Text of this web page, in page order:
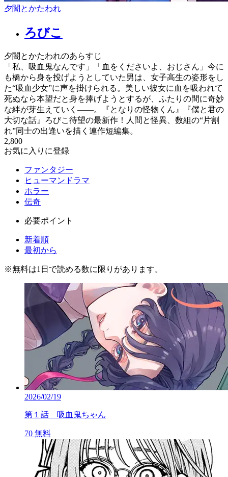
夕闇とかたわれ
ろびこ
夕闇とかたわれのあらすじ
「私、吸血鬼なんです」「血をくださいよ、おじさん」今に
も橋から身を投げようとしていた男は、女子高生の姿形をし
た“吸血少女”に声を掛けられる。美しい彼女に血を吸われて
死ぬなら本望だと身を捧げようとするが、ふたりの間に奇妙
な絆が芽生えていく――。『となりの怪物くん』『僕と君の
大切な話』ろびこ待望の最新作！人間と怪異、数組の“片割
れ”同士の出逢いを描く連作短編集。
2,800
お気に入りに登録
ファンタジー
ヒューマンドラマ
ホラー
伝奇
必要ポイント
新着順
最初から
※無料は1日で読める数に限りがあります。
2026/02/19
第１話 吸血鬼ちゃん
70 無料